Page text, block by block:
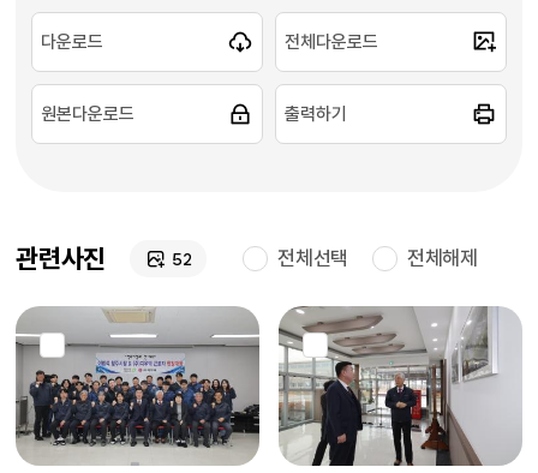
다운로드 전체다운로드
원본다운로드 출력하기
관련사진 52 전체선택 전체해제